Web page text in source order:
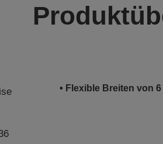
• Flexible Breiten von